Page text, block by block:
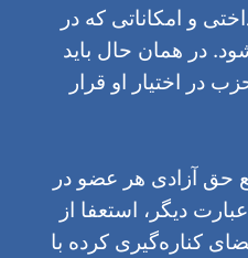
و امکاناتی که در
در همان حال باید
در اختیار او قرار
حق آزادی هر عضو در
دیگر، استعفا از
کناره‌گیری کرده با